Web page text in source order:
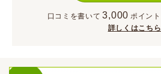
口コミを書いて 3,000 ポイント
詳しくはこちら